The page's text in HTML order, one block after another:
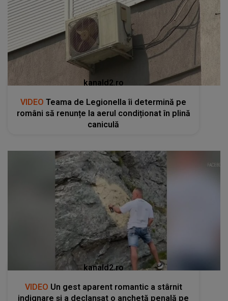
kanald2.ro
VIDEO Teama de Legionella îi determină pe
români să renunțe la aerul condiționat în plină
caniculă
kanald2.ro
VIDEO Un gest aparent romantic a stârnit
indignare și a declanșat o anchetă penală pe